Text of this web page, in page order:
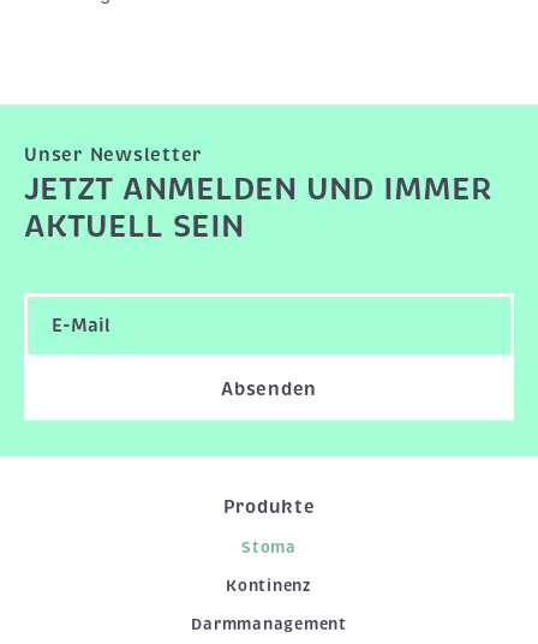
Unser Newsletter
JETZT ANMELDEN UND IMMER
AKTUELL SEIN
Absenden
Produkte
Stoma
Kontinenz
Darmmanagement